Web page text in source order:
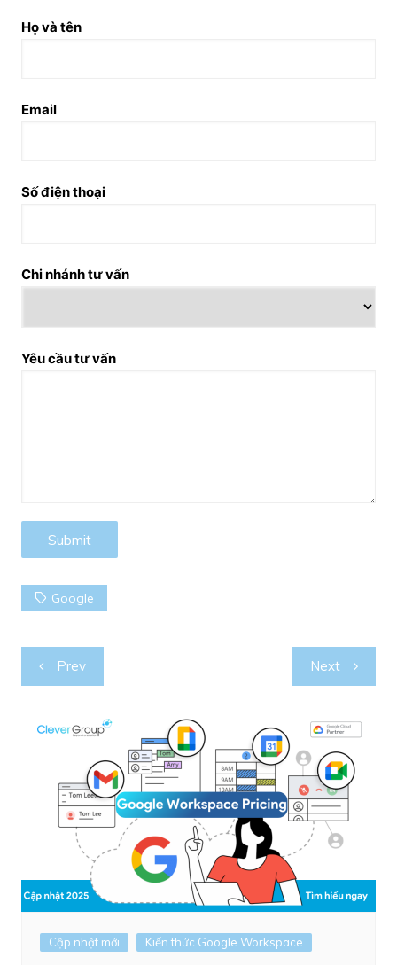
Họ và tên
Email
Số điện thoại
Chi nhánh tư vấn
Yêu cầu tư vấn
Google
Post
navigation
Prev Next
Cập nhật mới Kiến thức Google Workspace